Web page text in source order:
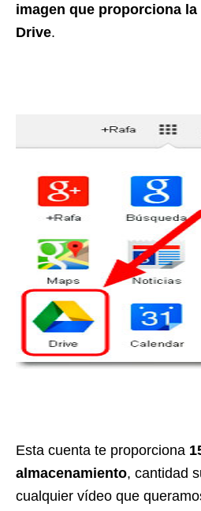
imagen que proporciona
Drive.
Esta cuenta te proporciona
almacenamiento, cantidad
cualquier vídeo que